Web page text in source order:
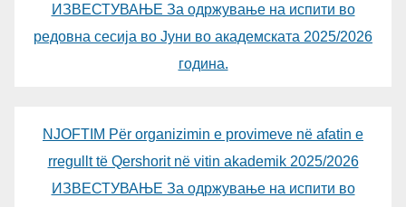
ИЗВЕСТУВАЊЕ За одржување на испити во
редовна сесија во Јуни во академската 2025/2026
година.
NJOFTIM Për organizimin e provimeve në afatin e
rregullt të Qershorit në vitin akademik 2025/2026
ИЗВЕСТУВАЊЕ За одржување на испити во